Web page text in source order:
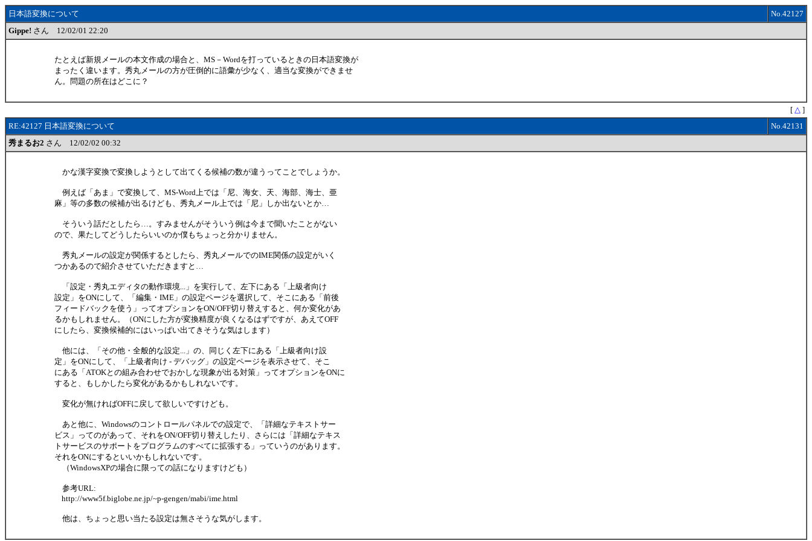
日本語変換について
No.42127
Gippe! さん 12/02/01 22:20
たとえば新規メールの本文作成の場合と、MS－Wordを打っているときの日本語変換が
まったく違います。秀丸メールの方が圧倒的に語彙が少なく、適当な変換ができませ
ん。問題の所在はどこに？
[ △ ]
RE:42127 日本語変換について
No.42131
秀まるお2 さん 12/02/02 00:32
かな漢字変換で変換しようとして出てくる候補の数が違うってことでしょうか。
例えば「あま」で変換して、MS-Word上では「尼、海女、天、海部、海士、亜
麻」等の多数の候補が出るけども、秀丸メール上では「尼」しか出ないとか…
そういう話だとしたら…。すみませんがそういう例は今まで聞いたことがない
ので、果たしてどうしたらいいのか僕もちょっと分かりません。
秀丸メールの設定が関係するとしたら、秀丸メールでのIME関係の設定がいく
つかあるので紹介させていただきますと…
「設定・秀丸エディタの動作環境...」を実行して、左下にある「上級者向け
設定」をONにして、「編集・IME」の設定ページを選択して、そこにある「前後
フィードバックを使う」ってオプションをON/OFF切り替えすると、何か変化があ
るかもしれません。（ONにした方が変換精度が良くなるはずですが、あえてOFF
にしたら、変換候補的にはいっぱい出てきそうな気はします）
他には、「その他・全般的な設定...」の、同じく左下にある「上級者向け設
定」をONにして、「上級者向け - デバッグ」の設定ページを表示させて、そこ
にある「ATOKとの組み合わせでおかしな現象が出る対策」ってオプションをONに
すると、もしかしたら変化があるかもしれないです。
変化が無ければOFFに戻して欲しいですけども。
あと他に、Windowsのコントロールパネルでの設定で、「詳細なテキストサー
ビス」ってのがあって、それをON/OFF切り替えしたり、さらには「詳細なテキス
トサービスのサポートをプログラムのすべてに拡張する」っていうのがあります。
それをONにするといいかもしれないです。
（WindowsXPの場合に限っての話になりますけども）
参考URL:
http://www5f.biglobe.ne.jp/~p-gengen/mabi/ime.html
他は、ちょっと思い当たる設定は無さそうな気がします。